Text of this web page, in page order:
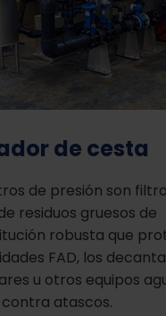
de cesta
de presión son
residuos gruesos de
robusta que
FAD, los
u otros equipos
atascos.